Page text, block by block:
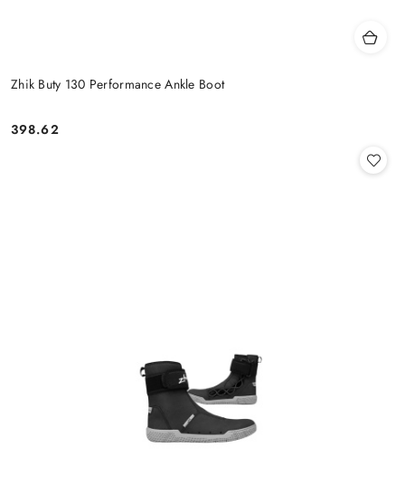
Zhik Buty 130 Performance Ankle Boot
Cena:
398.62